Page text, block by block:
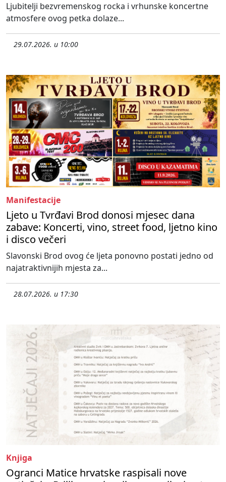
Ljubitelji bezvremenskog rocka i vrhunske koncertne
atmosfere ovog petka dolaze...
29.07.2026. u 10:00
Manifestacije
Ljeto u Tvrđavi Brod donosi mjesec dana
zabave: Koncerti, vino, street food, ljetno kino
i disco večeri
Slavonski Brod ovog će ljeta ponovno postati jedno od
najatraktivnijih mjesta za...
28.07.2026. u 17:30
Knjiga
Ogranci Matice hrvatske raspisali nove